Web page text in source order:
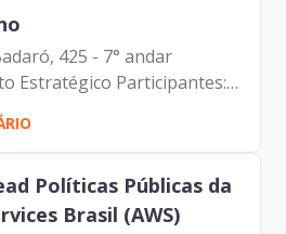
425 - 7° andar
Estratégico Participantes:
Carlos Alberto da Silva
Junior
Políticas Públicas da
Brasil (AWS)